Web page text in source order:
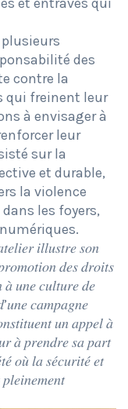
des
contre la
qui freinent leur
à envisager à
leur
sur la
et durable,
la violence
les foyers,
𝑖𝑙𝑙𝑢𝑠𝑡𝑟𝑒 𝑠𝑜𝑛
𝑑𝑒𝑠 𝑑𝑟𝑜𝑖𝑡𝑠
𝑎̀ 𝑢𝑛𝑒 𝑐𝑢𝑙𝑡𝑢𝑟𝑒 𝑑𝑒
𝑐𝑎𝑚𝑝𝑎𝑔𝑛𝑒
𝑢𝑛 𝑎𝑝𝑝𝑒𝑙 𝑎̀
𝑎̀ 𝑝𝑟𝑒𝑛𝑑𝑟𝑒 𝑠𝑎 𝑝𝑎𝑟𝑡
𝑜𝑢̀ 𝑙𝑎 𝑠𝑒́𝑐𝑢𝑟𝑖𝑡𝑒́ 𝑒𝑡
𝑝𝑙𝑒𝑖𝑛𝑒𝑚𝑒𝑛𝑡